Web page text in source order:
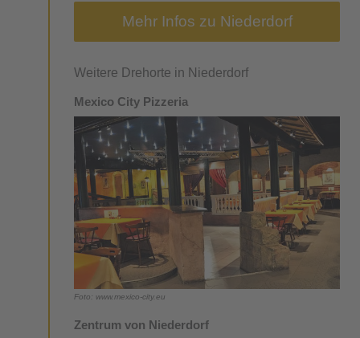
Mehr Infos zu Niederdorf
Weitere Drehorte in Niederdorf
Mexico City Pizzeria
Foto: www.mexico-city.eu
Zentrum von Niederdorf